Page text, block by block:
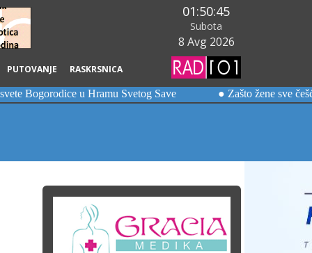
PUTOVANJE RASKRSNICA
01:50:47
Subota
8 Avg 2026